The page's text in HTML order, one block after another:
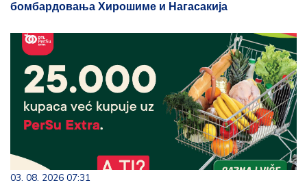
бомбардовања Хирошиме и Нагасакија
03. 08. 2026 07:31